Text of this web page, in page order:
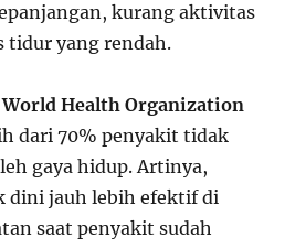
kurang aktivitas
tidur yang rendah.
World Health Organization
dari 70% penyakit tidak
gaya hidup. Artinya,
dini jauh lebih efektif di
saat penyakit sudah